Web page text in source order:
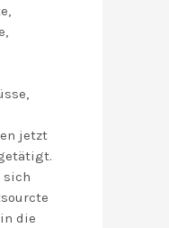
jetzt
sich
die